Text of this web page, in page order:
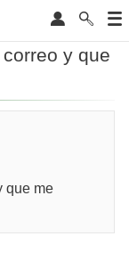
y que
que me